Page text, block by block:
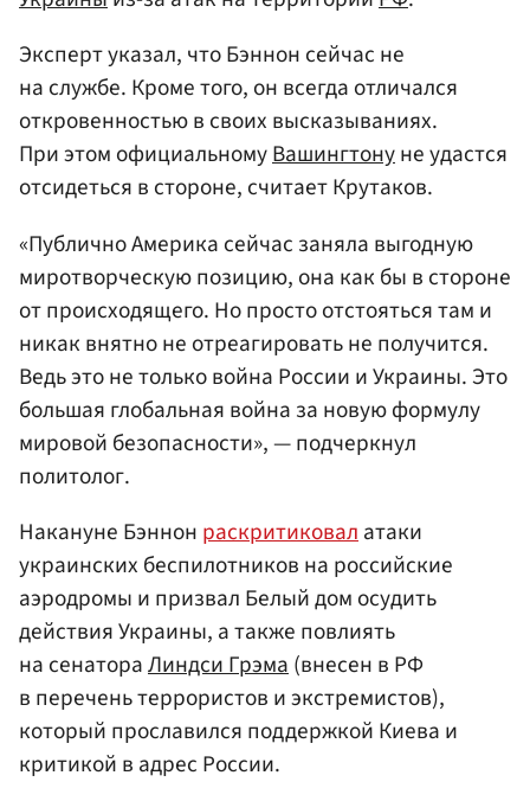
Эксперт указал, что Бэннон сейчас не
на службе. Кроме того, он всегда отличался
откровенностью в своих высказываниях.
При этом официальномуВашингтонуне удастся
отсидеться в стороне, считает Крутаков.
«Публично Америка сейчас заняла выгодную
миротворческую позицию, она как бы в стороне
от происходящего. Но просто отстояться там и
никак внятно не отреагировать не получится.
Ведь это не только война России и Украины. Это
большая глобальная война за новую формулу
мировой безопасности», — подчеркнул
политолог.
Накануне Бэннон раскритиковалатаки
украинских беспилотников на российские
аэродромы и призвал Белый дом осудить
действия Украины, а также повлиять
на сенатораЛиндси Грэма(внесен в РФ
в перечень террористов и экстремистов),
который прославился поддержкой Киева и
критикой в адрес России.